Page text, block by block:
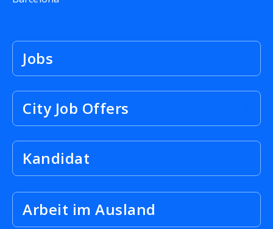
Jobs
City Job Offers
Kandidat
Arbeit im Ausland